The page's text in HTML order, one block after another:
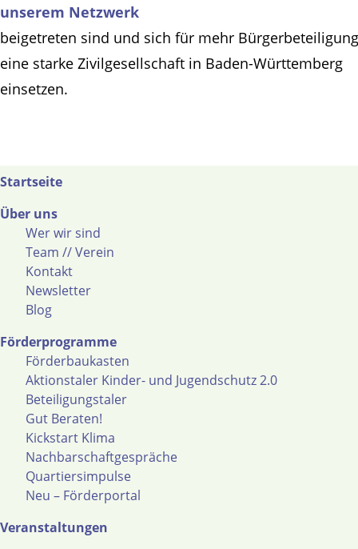
unserem Netzwerk
beigetreten sind und sich für mehr
eine starke Zivilgesellschaft in Baden-Württemberg
einsetzen.
Startseite
Über uns
Wer wir sind
Team // Verein
Kontakt
Newsletter
Blog
Förderprogramme
Förderbaukasten
Aktionstaler Kinder- und Jugendschutz 2.0
Beteiligungstaler
Gut Beraten!
Kickstart Klima
Nachbarschaftgespräche
Quartiersimpulse
Neu – Förderportal
Veranstaltungen